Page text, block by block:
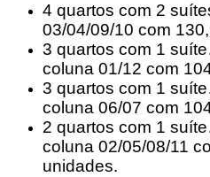
4 quartos com 2
03/04/09/10 com
3 quartos com 1
coluna 01/12 com
3 quartos com 1
coluna 06/07 com
2 quartos com 1
coluna 02/05/08/11
unidades.